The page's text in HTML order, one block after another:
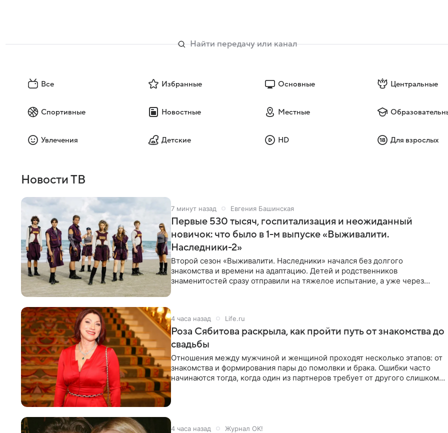
Все Избранные Основные Центральные
Спортивные Новостные Местные
Увлечения Детские HD Для взрослых
Новости ТВ
7 минут назад Евгения Башинская
Первые 530 тысяч, госпитализация и неожиданный
новичок: что было в 1-м выпуске «Выживалити.
Наследники-2»
Второй сезон «Выживалити. Наследники» начался без долгого
знакомства и времени на адаптацию. Детей и родственников
знаменитостей сразу отправили на тяжелое испытание, а уже через
4 часа назад Life.ru
Роза Сябитова раскрыла, как пройти путь от знакомства до
свадьбы
Отношения между мужчиной и женщиной проходят несколько этапов: от
знакомства и формирования пары до помолвки и брака. Ошибки часто
начинаются тогда, когда один из партнеров требует от другого слишком
4 часа назад Журнал OK!